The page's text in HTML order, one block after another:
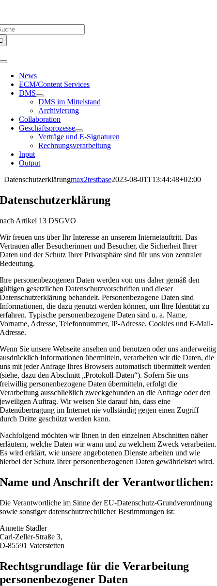
springen
Toggle
Navigation
News
ECM/Content Services
DMS
DMS im Mittelstand
Archivierung
Collaboration
Geschäftsprozesse
Verträge und E-Signaturen
Rechnungsverarbeitung
Input
Output
Datenschutzerklärungmax2testbase2023-08-01T13:44:48+02:00
Datenschutzerklärung
nach Artikel 13 DSGVO
Wir freuen uns über Ihr Interesse an unserem Internetauftritt. Das
Vertrauen aller Besucherinnen und Besucher, die Sicherheit Ihrer
Daten und der Schutz Ihrer Privatsphäre sind für uns von zentraler
Bedeutung.
Ihre personenbezogenen Daten werden von uns daher gemäß den
gültigen gesetzlichen Datenschutzvorschriften und dieser
Datenschutzerklärung behandelt. Personenbezogene Daten sind
Informationen, die dazu genutzt werden können, um Ihre Identität zu
erfahren. Typische personenbezogene Daten sind u. a. Name,
Vorname, Adresse, Telefonnummer, IP-Adresse, Cookies und E-Mail-
Adresse.
Wenn Sie unsere Webseite ansehen und benutzen oder uns anderweitig
ausdrücklich Informationen übermitteln, verarbeiten wir die Daten, die
uns mit jeder Anfrage Ihres Browsers automatisch übermittelt werden
(siehe, dazu den Abschnitt „Protokoll-Daten“). Sofern Sie uns
freiwillig personenbezogene Daten übermitteln, erfolgt die
Verarbeitung ausschließlich zweckgebunden an die Anfrage oder den
jeweiligen Auftrag. Wir weisen Sie darauf hin, dass eine
Datenübertragung im Internet nie vollständig gegen einen Zugriff
durch Dritte geschützt werden kann.
Nachfolgend möchten wir Ihnen in den einzelnen Abschnitten näher
erläutern, welche Daten wir wann und zu welchem Zweck verarbeiten.
Es wird erklärt, wie unsere angebotenen Dienste arbeiten und wie
hierbei der Schutz Ihrer personenbezogenen Daten gewährleistet wird.
Name und Anschrift der Verantwortlichen:
Die Verantwortliche im Sinne der EU-Datenschutz-Grundverordnung
sowie sonstiger datenschutzrechtlicher Bestimmungen ist:
Annette Stadler
Carl-Zeller-Straße 3,
D-85591 Vaterstetten
Rechtsgrundlage für die Verarbeitung
personenbezogener Daten